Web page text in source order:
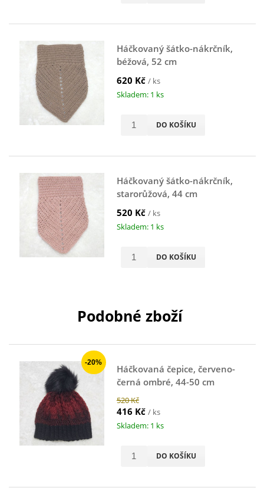
Háčkovaný šátko-nákrčník,
béžová, 52 cm
620 Kč / ks
Skladem: 1 ks
DO KOŠÍKU
Háčkovaný šátko-nákrčník,
starorůžová, 44 cm
520 Kč / ks
Skladem: 1 ks
DO KOŠÍKU
Podobné zboží
-20%
Háčkovaná čepice, červeno-
černá ombré, 44-50 cm
520 Kč
416 Kč / ks
Skladem: 1 ks
DO KOŠÍKU